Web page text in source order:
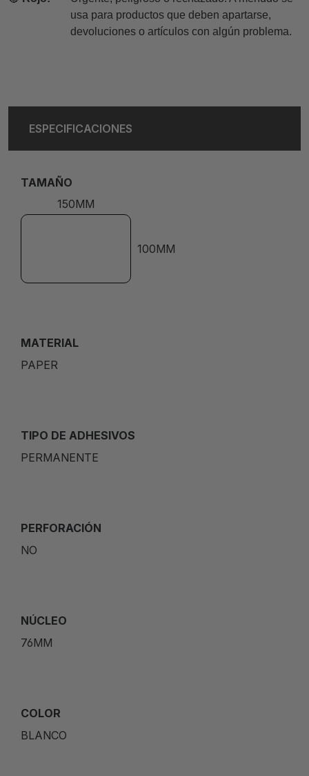
usa para productos que deben apartarse,
devoluciones o artículos con algún problema.
ESPECIFICACIONES
TAMAÑO
150MM
100MM
MATERIAL
PAPER
TIPO DE ADHESIVOS
PERMANENTE
PERFORACIÓN
NO
NÚCLEO
76MM
COLOR
BLANCO